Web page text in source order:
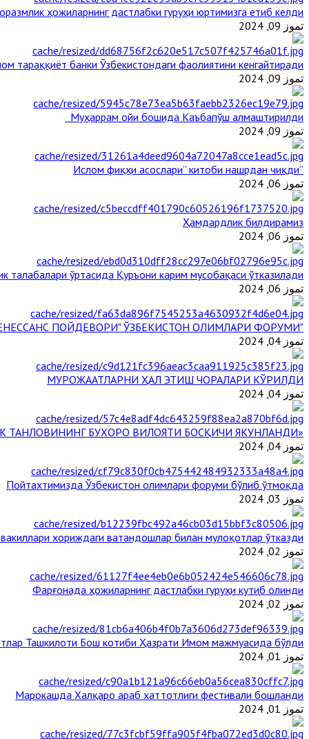
ҳожиларнинг дастлабки гуруҳи юртимизга етиб келди
تموز 09, 2024
тараққиёт банки Ўзбекистондаги фаолиятини кенгайтиради
تموز 09, 2024
Муҳаррам ойи бошида Каъбапўш алмаштирилди
تموز 09, 2024
“Ислом фиқҳи асослари” китоби нашрдан чиқди
تموز 06, 2024
Ҳамдардлик билдирамиз
تموز 06, 2024
талабалари ўртасида Қуръони карим мусобақаси ўтказилади
تموز 06, 2024
"БУЮК АЖДОДЛАР МЕРОСИ – III РЕНЕССАНС ПОЙДЕВОРИ" ЎЗБЕКИСТОН ОЛИМЛАРИ ФОРУМИ
تموز 04, 2024
МУРОЖААТЛАРНИ ҲАЛ ЭТИШ ЧОРАЛАРИ КЎРИЛДИ
تموز 04, 2024
«ЙИЛ ИМОМИ – 2024» КЎРИК ТАНЛОВИНИНГ БУХОРО ВИЛОЯТИ БОСҚИЧИ ЯКУНЛАНДИ
تموز 04, 2024
Пойтахтимизда Ўзбекистон олимлари форуми бўлиб ўтмоқда
تموز 03, 2024
хориждаги ватандошлар билан мулоқотлар ўтказди
تموز 02, 2024
Фарғонада ҳожиларнинг дастлабки гуруҳи кутиб олинди
تموز 02, 2024
Ташкилоти Бош котиби Ҳазрати Имом мажмуасида бўлди
تموز 01, 2024
Марокашда Халқаро араб хаттотлиги фестивали бошланди
تموز 01, 2024